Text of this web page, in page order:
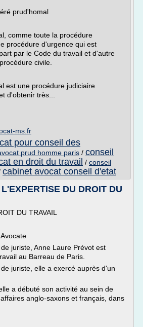
prud'homal
comme toute la procédure
procédure d'urgence qui est
par le Code du travail et d'autre
civile.
est une procédure judiciaire
d'obtenir très...
ms.fr
pour conseil des
prud homme paris / conseil
en droit du travail / conseil
cabinet avocat conseil d'etat
DU DROIT DU
DU TRAVAIL
juriste, Anne Laure Prévot est
au Barreau de Paris.
juriste, elle a exercé auprès d'un
a débuté son activité au sein de
anglo-saxons et français, dans